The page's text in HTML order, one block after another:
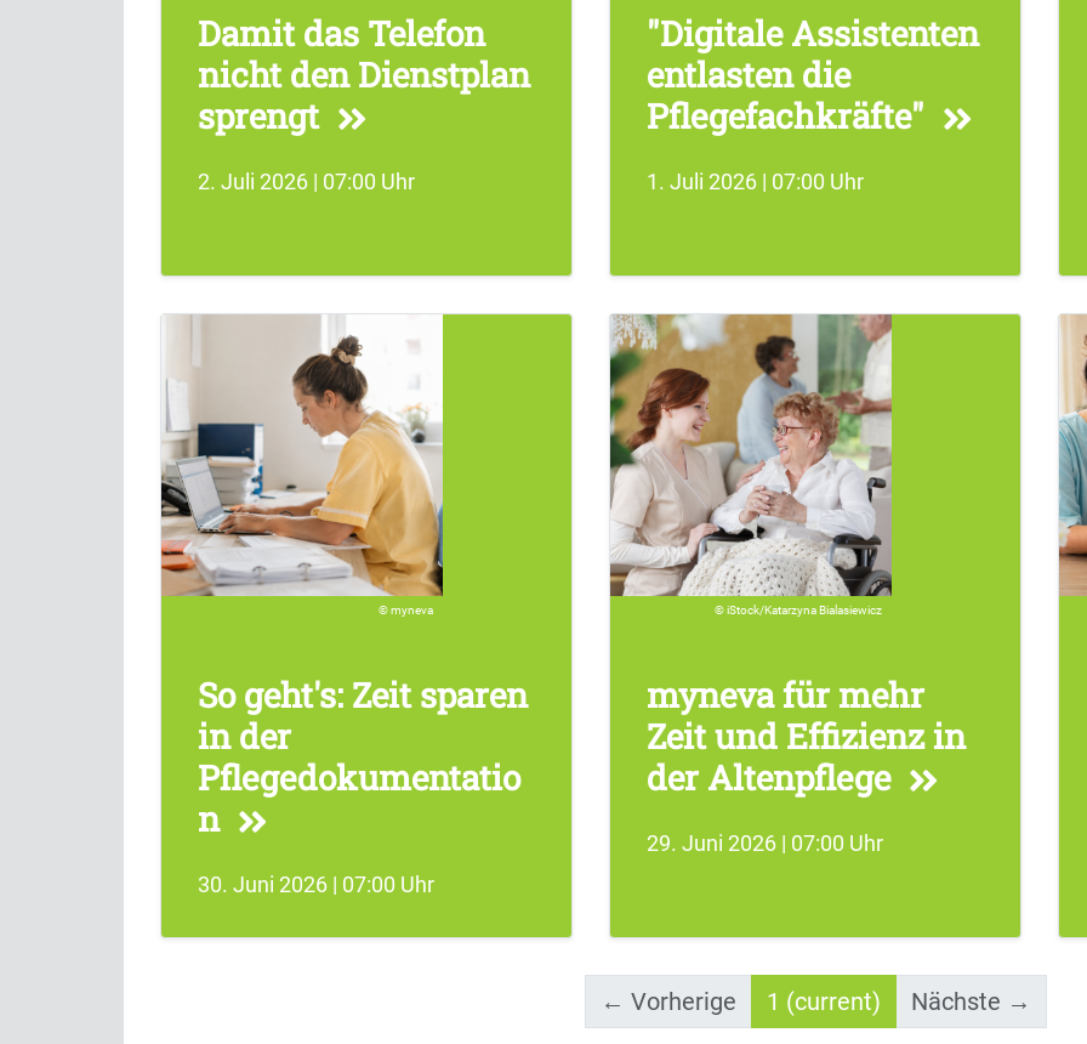
Damit das Telefon
nicht den Dienstplan
sprengt
2. Juli 2026 | 07:00 Uhr
"Digitale Assistenten
entlasten die
Pflegefachkräfte"
1. Juli 2026 | 07:00 Uhr
myneva
So geht's: Zeit sparen
in der
Pflegedokumentatio
n
30. Juni 2026 | 07:00 Uhr
iStock/Katarzyna Bialasiewicz
myneva für mehr
Zeit und Effizienz in
der Altenpflege
29. Juni 2026 | 07:00 Uhr
← Vorherige 1 (current) Nächste →